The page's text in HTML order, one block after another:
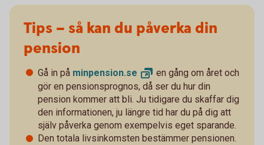
Tips – så kan du påverka din
pension
Gå in på minpension.se
en gång om året och
gör en pensionsprognos, då ser du hur din
pension kommer att bli. Ju tidigare du skaffar dig
den informationen, ju längre tid har du på dig att
själv påverka genom exempelvis eget sparande.
Den totala livsinkomsten bestämmer pensionen.